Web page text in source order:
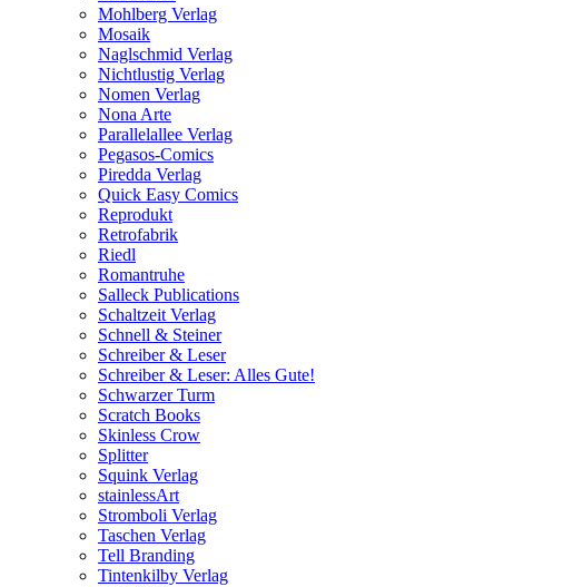
Mohlberg Verlag
Mosaik
Naglschmid Verlag
Nichtlustig Verlag
Nomen Verlag
Nona Arte
Parallelallee Verlag
Pegasos-Comics
Piredda Verlag
Quick Easy Comics
Reprodukt
Retrofabrik
Riedl
Romantruhe
Salleck Publications
Schaltzeit Verlag
Schnell & Steiner
Schreiber & Leser
Schreiber & Leser: Alles Gute!
Schwarzer Turm
Scratch Books
Skinless Crow
Splitter
Squink Verlag
stainlessArt
Stromboli Verlag
Taschen Verlag
Tell Branding
Tintenkilby Verlag